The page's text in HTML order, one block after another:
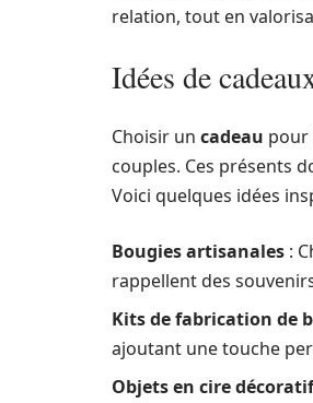
relation, tout en
Idées de
Choisir un cadeau pour
couples. Ces présents
Voici quelques idées
Bougies artisanales :
rappellent des
Kits de fabrication de
ajoutant une touche
Objets en cire